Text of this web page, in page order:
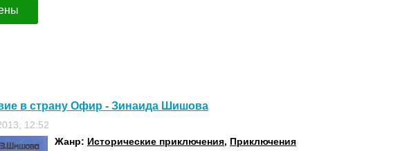
в страну Офир - Зинаида Шишова
12:52
Жанр: Исторические приключения, Приключения